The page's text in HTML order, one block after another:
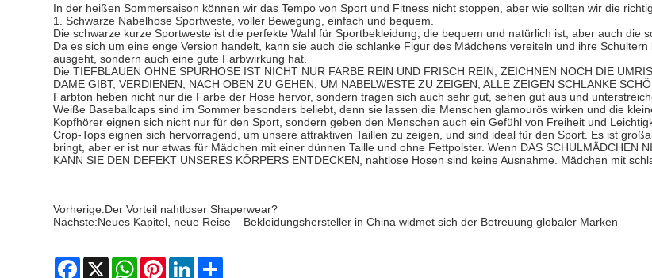
In der heißen Sommersaison können wir das Tempo von Sport und Fitness nicht stoppen, aber wie sollten wir die
1. Schwarze Nabelhose Sportweste, voller Bewegung, einfach und bequem.
Die schwarze kurze Sportweste ist die perfekte Wahl für Sportbekleidung, die bequem und natürlich ist, aber auch die
Da es sich um eine enge Version handelt, kann sie auch die schlanke Figur des Mädchens vereiteln und ihre
ausgeht, sondern auch eine gute Farbwirkung hat.
Die TIEFBLAUEN OHNE SPURHOSE IST NICHT NUR FARBE REIN UND FRISCH REIN, ZEICHNEN NOCH DIE
DAME GIBT, VERDIENEN, NACH OBEN ZU GEHEN, UM NABELWESTE ZU ZEIGEN, ALLE ZEIGEN SCHLANKE
Farbton heben nicht nur die Farbe der Hose hervor, sondern tragen sich auch sehr gut, sehen gut aus und
Weiße Baseballcaps sind im Sommer besonders beliebt, denn sie lassen die Menschen glamourös wirken und die
Kopfhörer eignen sich nicht nur für den Sport, sondern geben den Menschen auch ein Gefühl von Freiheit und
Crop-Tops eignen sich hervorragend, um unsere attraktiven Taillen zu zeigen, und sind ideal für den Sport. Es ist
bringt, aber er ist nur etwas für Mädchen mit einer dünnen Taille und ohne Fettpolster. Wenn DAS SCHULMÄDCHEN
KANN SIE DEN DEFEKT UNSERES KÖRPERS ENTDECKEN, nahtlose Hosen sind keine Ausnahme. Mädchen mit
Vorherige:Der Vorteil nahtloser Shaperwear?
Nächste:Neues Kapitel, neue Reise – Bekleidungshersteller in China widmet sich der Betreuung globaler Marken
Facebook
X WhatsAppPinterestLinkedIn